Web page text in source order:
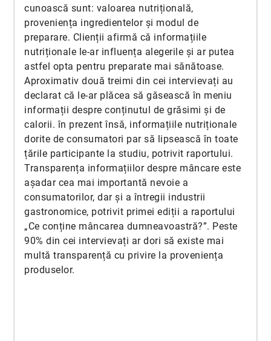
cunoască sunt: valoarea nutrițională,
proveniența ingredientelor și modul de
preparare. Clienții afirmă că informațiile
nutriționale le-ar influența alegerile și ar putea
astfel opta pentru preparate mai sănătoase.
Aproximativ două treimi din cei intervievați au
declarat că le-ar plăcea să găsească în meniu
informații despre conținutul de grăsimi și de
calorii. în prezent însă, informațiile nutriționale
dorite de consumatori par să lipsească în toate
țările participante la studiu, potrivit raportului.
Transparența informațiilor despre mâncare este
așadar cea mai importantă nevoie a
consumatorilor, dar și a întregii industrii
gastronomice, potrivit primei ediții a raportului
„Ce conține mâncarea dumneavoastră?”. Peste
90% din cei intervievați ar dori să existe mai
multă transparență cu privire la proveniența
produselor.